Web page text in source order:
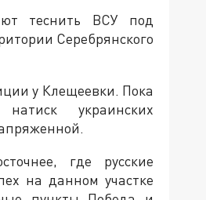
теснить ВСУ под
Серебрянского
у Клещеевки. Пока
украинских
где русские
на данном участке